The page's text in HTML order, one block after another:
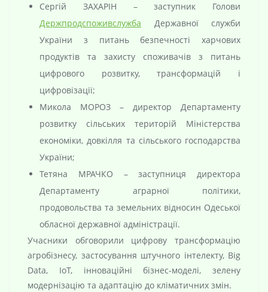
Сергій ЗАХАРІН – заступник Голови
Держпродспоживслужба Державної служби
України з питань безпечності харчових
продуктів та захисту споживачів з питань
цифрового розвитку, трансформацій і
цифровізації;
Микола МОРОЗ – директор Департаменту
розвитку сільських територій Міністерства
економіки, довкілля та сільського господарства
України;
Тетяна МРАЧКО – заступниця директора
Департаменту аграрної політики,
продовольства та земельних відносин Одеської
обласної державної адміністрації.
Учасники обговорили цифрову трансформацію
агробізнесу, застосування штучного інтелекту, Big
Data, IoT, інноваційні бізнес-моделі, зелену
модернізацію та адаптацію до кліматичних змін.